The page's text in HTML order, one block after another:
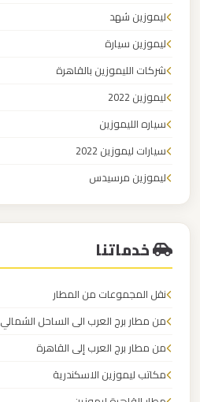
ليموزين شهد
ليموزين سيارة
شركات الليموزين بالقاهرة
ليموزين 2022
سياره الليموزين
سيارات ليموزين 2022
ليموزين مرسيدس
مرسيدس للايجار في مصر
خدماتنا
نقل المجموعات من المطار
من مطار برج العرب الى الساحل الشمالي
من مطار برج العرب إلى القاهرة
مكاتب ليموزين الاسكندرية
ليموزين
العاصمة
الادارية
ليموزين
اكتوبر
ليموزين
الجديدة
ليموزين